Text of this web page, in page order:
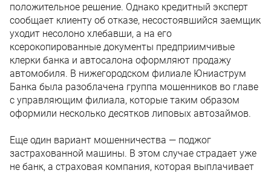
положительное решение. Однако кредитный эксперт
сообщает клиенту об отказе, несостоявшийся заемщик
уходит несолоно хлебавши, а на его
ксерокопированные документы предприимчивые
клерки банка и автосалона оформляют продажу
автомобиля. В нижегородском филиале Юниаструм
Банка была разоблачена группа мошенников во главе
с управляющим филиала, которые таким образом
оформили несколько десятков липовых автозаймов.
Еще один вариант мошенничества — поджог
застрахованной машины. В этом случае страдает уже
не банк, а страховая компания, которая выплачивает